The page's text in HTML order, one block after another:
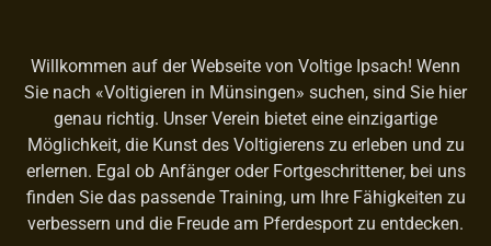
Willkommen auf der Webseite von Voltige Ipsach! Wenn
Sie nach «Voltigieren in Münsingen» suchen, sind Sie hier
genau richtig. Unser Verein bietet eine einzigartige
Möglichkeit, die Kunst des Voltigierens zu erleben und zu
erlernen. Egal ob Anfänger oder Fortgeschrittener, bei uns
finden Sie das passende Training, um Ihre Fähigkeiten zu
verbessern und die Freude am Pferdesport zu entdecken.